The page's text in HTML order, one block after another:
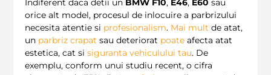
Indiferent daca detii un BMW F10, E46, E60 sau
orice alt model, procesul de inlocuire a parbrizului
necesita atentie si profesionalism. Mai mult de atat,
un parbriz crapat sau deteriorat poate afecta atat
estetica, cat si siguranta vehiculului tau. De
exemplu, conform unui studiu recent, o cifra